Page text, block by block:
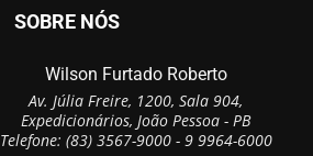
SOBRE NÓS
Wilson Furtado Roberto
Av. Júlia Freire, 1200, Sala 904,
Expedicionários, João Pessoa - PB
Telefone: (83) 3567-9000 - 9 9964-6000